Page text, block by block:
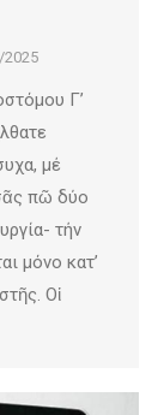
2025
Γ’
μέ
πῶ δύο
τήν
μόνο κατ’
Οἱ